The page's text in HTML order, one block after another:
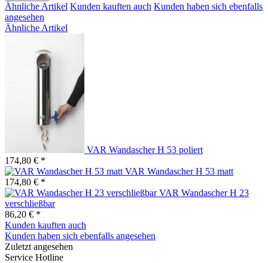
Ähnliche Artikel Kunden kauften auch Kunden haben sich ebenfalls
angesehen
Ähnliche Artikel
VAR Wandascher H 53 poliert
174,80 € *
VAR Wandascher H 53 matt
174,80 € *
VAR Wandascher H 23
verschließbar
86,20 € *
Kunden kauften auch
Kunden haben sich ebenfalls angesehen
Zuletzt angesehen
Service Hotline